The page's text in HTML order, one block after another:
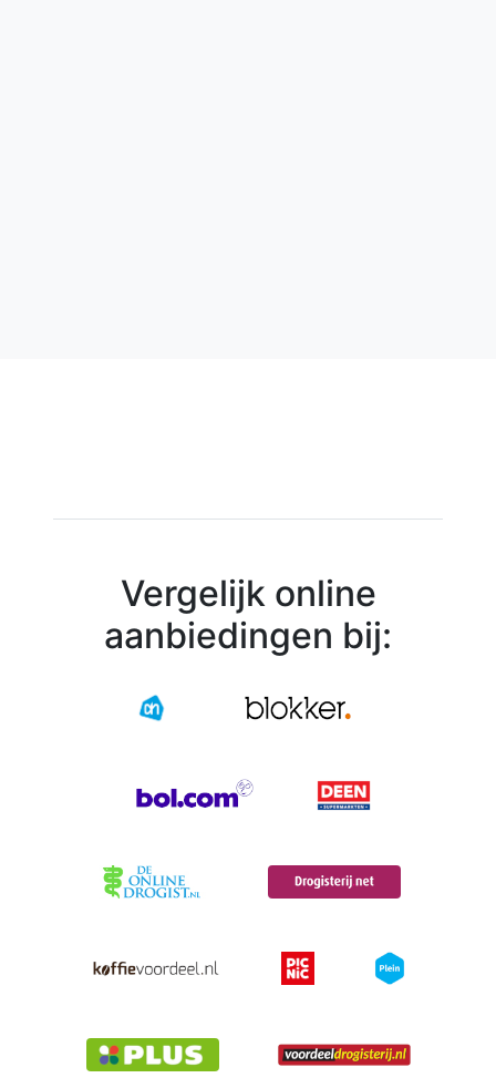
Vergelijk online
aanbiedingen bij: